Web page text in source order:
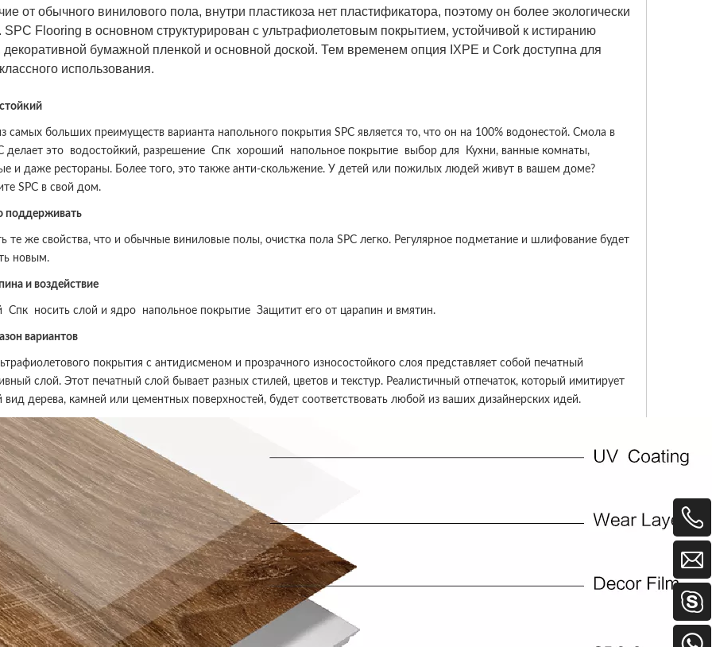
SPC Flooring в основном структурирован с ультрафиолетовым покрытием, устойчивой к истиранию
декоративной бумажной пленкой и основной доской. Тем временем опция IXPE и Cork доступна для
использования.
самых больших преимуществ варианта напольного покрытия SPC является то, что он на 100% водонестой. Смола в
делает это водостойкий, разрешение Спк хороший напольное покрытие выбор для Кухни, ванные комнаты,
и даже рестораны. Более того, это также анти-скольжение. У детей или пожилых людей живут в вашем доме?
SPC в свой дом.
поддерживать
те же свойства, что и обычные виниловые полы, очистка пола SPC легко. Регулярное подметание и шлифование будет
новым.
и воздействие
Спк носить слой и ядро напольное покрытие Защитит его от царапин и вмятин.
вариантов
покрытия с антидисменом и прозрачного износостойкого слоя представляет собой печатный
слой. Этот печатный слой бывает разных стилей, цветов и текстур. Реалистичный отпечаток, который имитирует
дерева, камней или цементных поверхностей, будет соответствовать любой из ваших дизайнерских идей.